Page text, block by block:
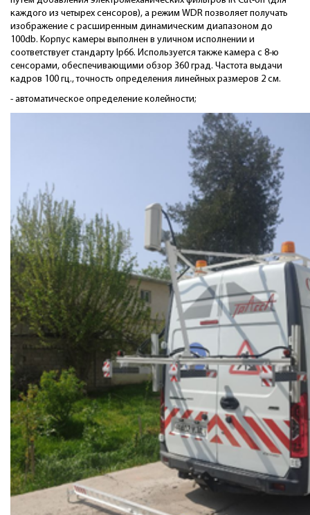
каждого из четырех сенсоров), а режим WDR позволяет получать
изображение с расширенным динамическим диапазоном до
100db. Корпус камеры выполнен в уличном исполнении и
соответствует стандарту Ip66. Используется также камера с 8-ю
сенсорами, обеспечивающими обзор 360 град. Частота выдачи
кадров 100 гц., точность определения линейных размеров 2 см.
- автоматическое определение колейности;